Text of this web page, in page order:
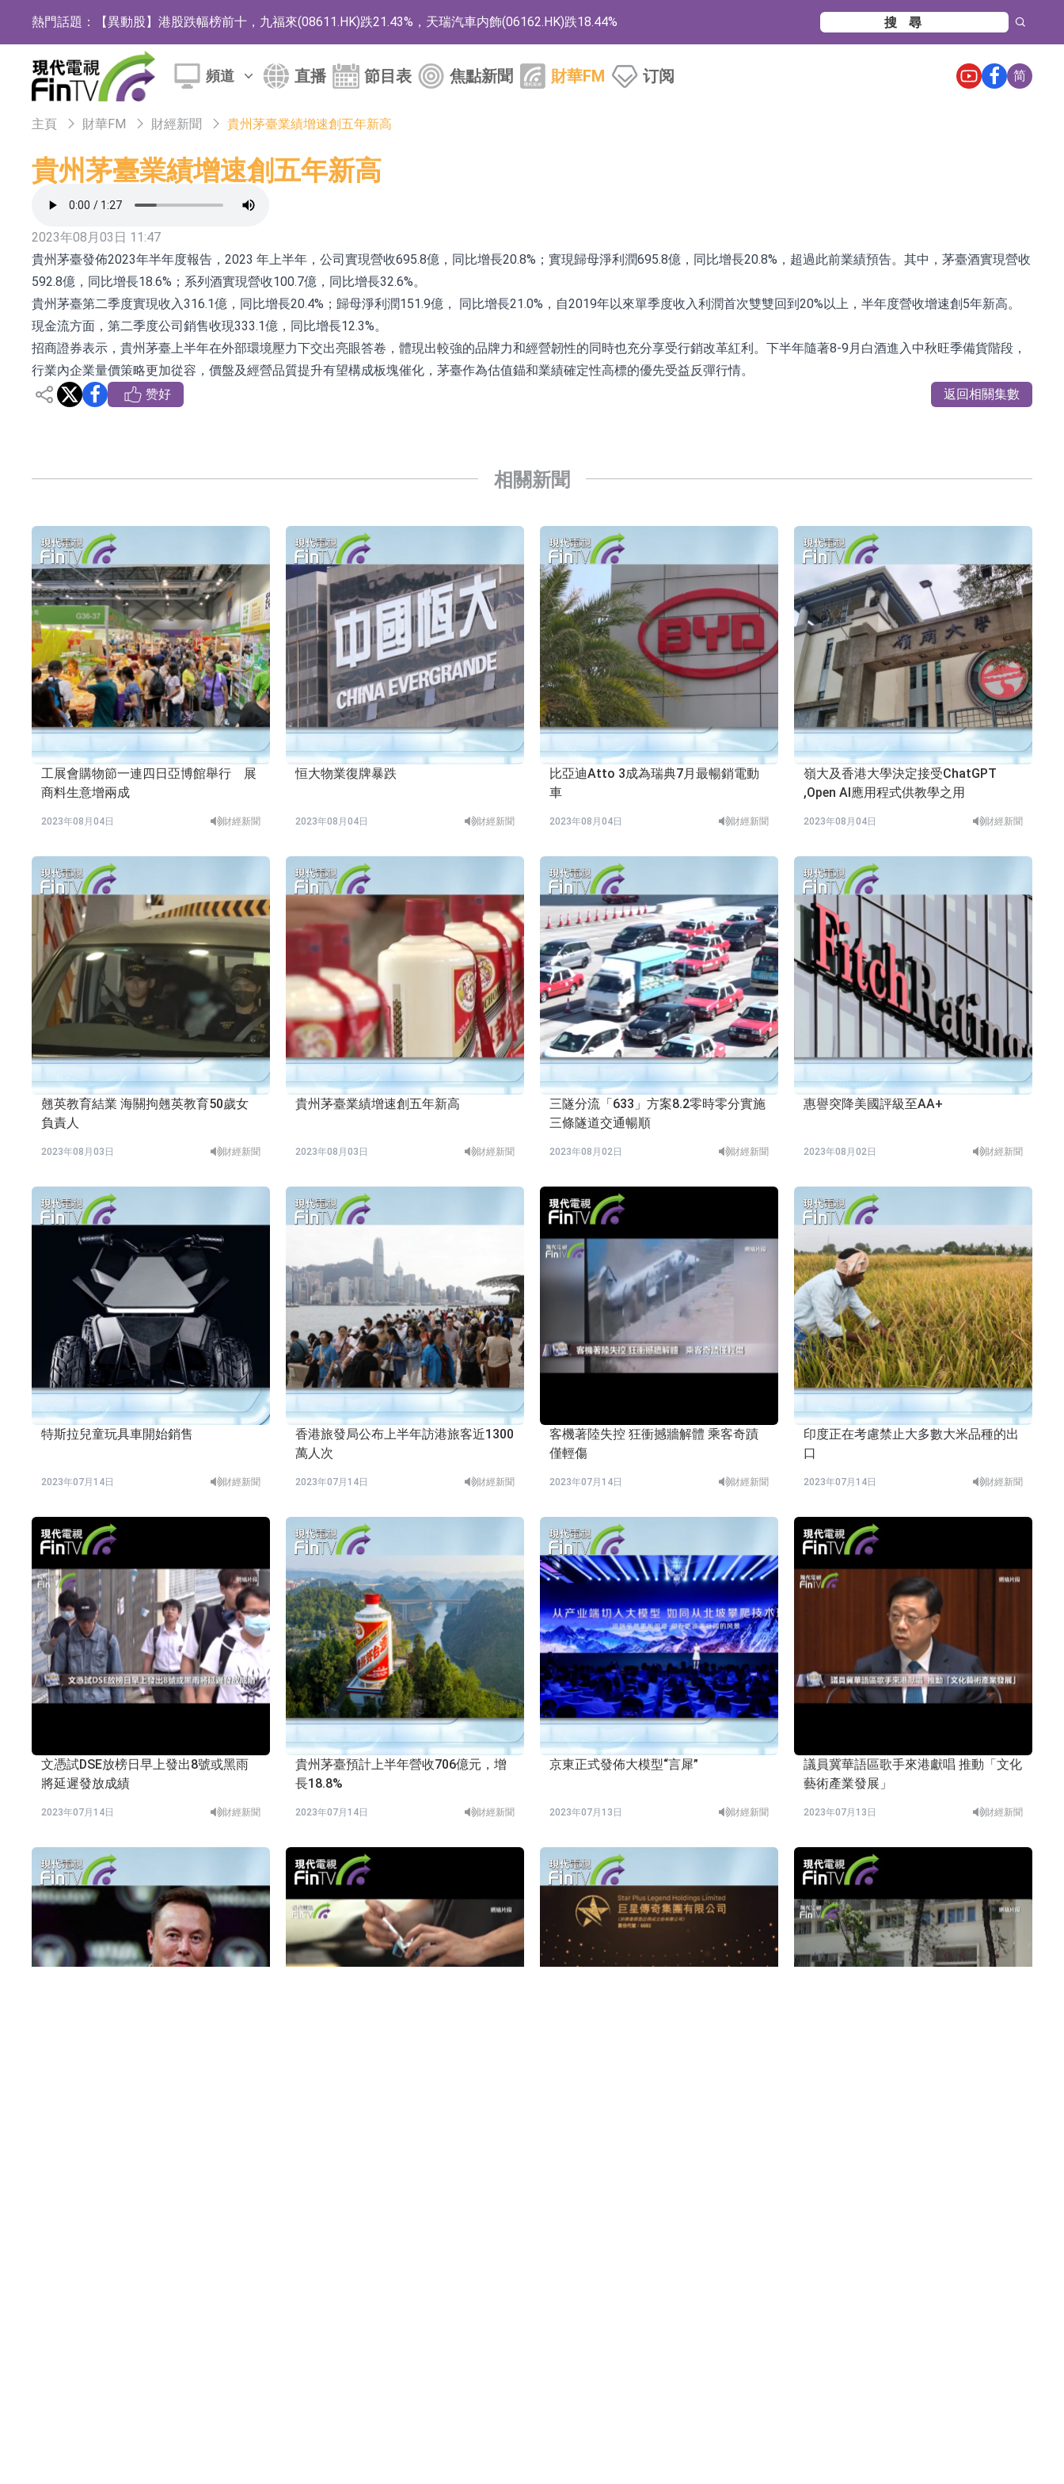
熱門話題： 【異動股】港股跌幅榜前十，九福來(08611.HK)跌21.43%，天瑞汽車内飾(06162.HK)跌18.44%
【異動股】港股漲幅榜前十，佳明集團控股(01271.HK)漲+78.22%，拿森科技(02261.HK)漲+64.11%
斯迪克：公司為國內摺疊屏核心功能材料供應商
恒瑞醫藥：公司已在中國獲批上市26款1類創新藥、6款2類新藥
上期所：7月份對11個實際控制關系賬戶組採取限制開倉的監管措施
特發服務：成功中標嗶哩嗶哩上海濱江總部物業服務項目
亞太股份：公司是零跑汽車和Stellantis集團的供應商
理工雷科面向邊緣AI場景推出"山海"系列智算模組 系列產品基於國產CPU與GPU構建
【異動股】醫療研發外包板塊拉升，博騰股份(300363.CN)漲20.02%
日韓股市收盤雙雙下跌
依米康：海外交付以東南亞、中東市場為主 並已取得歐美相關認證
上交所：財通多策略福鑫定期開放靈活配置混合型發起式證券投資基金臨時停牌
神火股份：新疆神火鋁水轉化率已100%
【異動股】焦炭Ⅲ板塊下挫，陝西黑貓(601015.CN)跌8.38%
浙江證監局對財通證券股份有限公司採取出具警示函措施
山金國際：港股上市工作正常推進中
頻道 直播 節目表 焦點新聞 財華FM 订阅 简
主頁 財華FM 財經新聞 貴州茅臺業績增速創五年新高
貴州茅臺業績增速創五年新高
2023年08月03日 11:47
貴州茅臺發佈2023年半年度報告，2023 年上半年，公司實現營收695.8億，同比增長20.8%；實現歸母淨利潤695.8億，同比增長20.8%，超過此前業績預告。其中，茅臺酒實現營收
592.8億，同比增長18.6%；系列酒實現營收100.7億，同比增長32.6%。
貴州茅臺第二季度實現收入316.1億，同比增長20.4%；歸母淨利潤151.9億， 同比增長21.0%，自2019年以來單季度收入利潤首次雙雙回到20%以上，半年度營收增速創5年新高。
現金流方面，第二季度公司銷售收現333.1億，同比增長12.3%。
招商證券表示，貴州茅臺上半年在外部環境壓力下交出亮眼答卷，體現出較強的品牌力和經營韌性的同時也充分享受行銷改革紅利。下半年隨著8-9月白酒進入中秋旺季備貨階段，
行業內企業量價策略更加從容，價盤及經營品質提升有望構成板塊催化，茅臺作為估值錨和業績確定性高標的優先受益反彈行情。
赞好
返回相關集數
相關新聞
工展會購物節一連四日亞博館舉行 展
商料生意增兩成
2023年08月04日 財經新聞
恒大物業復牌暴跌
2023年08月04日 財經新聞
比亞迪Atto 3成為瑞典7月最暢銷電動
車
2023年08月04日 財經新聞
嶺大及香港大學決定接受ChatGPT
,Open AI應用程式供教學之用
2023年08月04日 財經新聞
翹英教育結業 海關拘翹英教育50歲女
負責人
2023年08月03日 財經新聞
貴州茅臺業績增速創五年新高
2023年08月03日 財經新聞
三隧分流「633」方案8.2零時零分實施
三條隧道交通暢順
2023年08月02日 財經新聞
惠譽突降美國評級至AA+
2023年08月02日 財經新聞
特斯拉兒童玩具車開始銷售
2023年07月14日 財經新聞
香港旅發局公布上半年訪港旅客近1300
萬人次
2023年07月14日 財經新聞
客機著陸失控 狂衝撼牆解體 乘客奇蹟
僅輕傷
2023年07月14日 財經新聞
印度正在考慮禁止大多數大米品種的出
口
2023年07月14日 財經新聞
文憑試DSE放榜日早上發出8號或黑雨
將延遲發放成績
2023年07月14日 財經新聞
貴州茅臺預計上半年營收706億元，增
長18.8%
2023年07月14日 財經新聞
京東正式發佈大模型“言犀”
2023年07月13日 財經新聞
議員冀華語區歌手來港獻唱 推動「文化
藝術產業發展」
2023年07月13日 財經新聞